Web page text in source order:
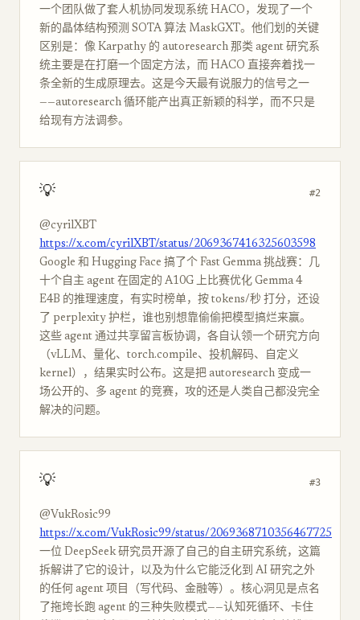
一个团队做了套人机协同发现系统 HACO，发现了一个
新的晶体结构预测 SOTA 算法 MaskGXT。他们划的关键
区别是：像 Karpathy 的 autoresearch 那类 agent 研究系
统主要是在打磨一个固定方法，而 HACO 直接奔着找一
条全新的生成原理去。这是今天最有说服力的信号之一
——autoresearch 循环能产出真正新颖的科学，而不只是
给现有方法调参。
💡 #2
@cyrilXBT
https://x.com/cyrilXBT/status/2069367416325603598
Google 和 Hugging Face 搞了个 Fast Gemma 挑战赛：几
十个自主 agent 在固定的 A10G 上比赛优化 Gemma 4
E4B 的推理速度，有实时榜单，按 tokens/秒 打分，还设
了 perplexity 护栏，谁也别想靠偷偷把模型搞烂来赢。
这些 agent 通过共享留言板协调，各自认领一个研究方向
（vLLM、量化、torch.compile、投机解码、自定义
kernel），结果实时公布。这是把 autoresearch 变成一
场公开的、多 agent 的竞赛，攻的还是人类自己都没完全
解决的问题。
💡 #3
@VukRosic99
https://x.com/VukRosic99/status/2069368710356467725
一位 DeepSeek 研究员开源了自己的自主研究系统，这篇
拆解讲了它的设计，以及为什么它能泛化到 AI 研究之外
的任何 agent 项目（写代码、金融等）。核心洞见是点名
了拖垮长跑 agent 的三种失败模式——认知死循环、卡住